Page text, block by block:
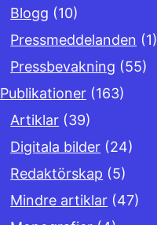
Blogg (10)
Pressmeddelanden (1)
Pressbevakning (55)
Publikationer (163)
Artiklar (39)
Digitala bilder (24)
Redaktörskap (5)
Mindre artiklar (47)